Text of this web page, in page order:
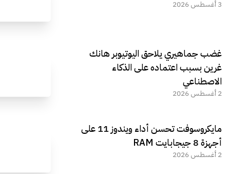
3 أغسطس 2026
غضب جماهيري يلاحق اليوتيوبر هانك
غرين بسبب اعتماده على الذكاء
الاصطناعي
2 أغسطس 2026
مايكروسوفت تحسن أداء ويندوز 11 على
أجهزة 8 جيجابايت RAM
2 أغسطس 2026